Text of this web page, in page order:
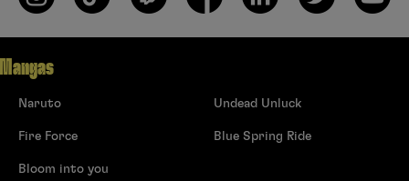
Mangas
Naruto
Fire Force
Bloom into you
Undead Unluck
Blue Spring Ride